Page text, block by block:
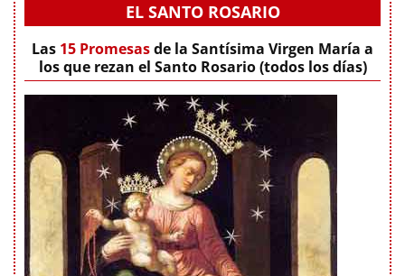
EL SANTO ROSARIO
Las 15 Promesasde la Santísima Virgen María a
los que rezan el Santo Rosario (todos los días)